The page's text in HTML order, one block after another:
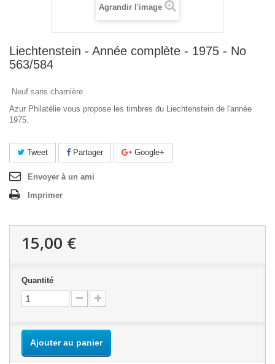
Agrandir l'image
Liechtenstein - Année complète - 1975 - No
563/584
Neuf sans charnière
Azur Philatélie vous propose les timbres du Liechtenstein de l'année
1975.
Tweet Partager Google+
Envoyer à un ami
Imprimer
15,00 €
Quantité
Ajouter au panier